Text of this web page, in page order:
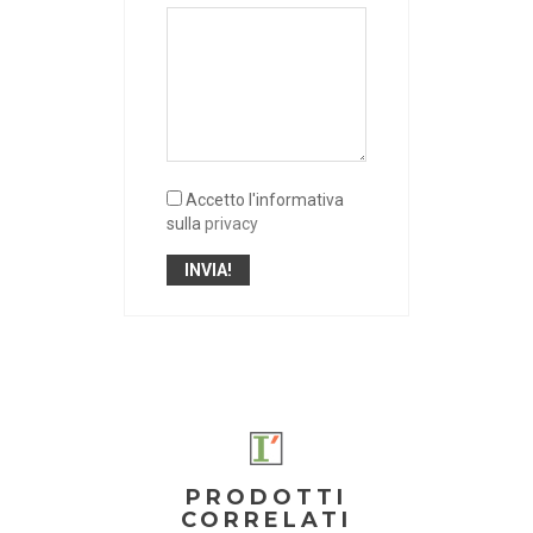
Accetto l'informativa
sulla privacy
PRODOTTI
CORRELATI